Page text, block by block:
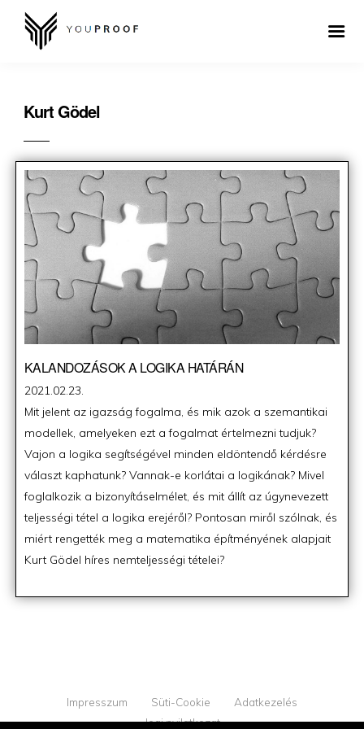
Kurt Gödel
KALANDOZÁSOK A LOGIKA HATÁRÁN
Posted
on
2021.02.23.
Mit jelent az igazság fogalma, és mik azok a szemantikai
modellek, amelyeken ezt a fogalmat értelmezni tudjuk?
Vajon a logika segítségével minden eldöntendő kérdésre
választ kaphatunk? Vannak-e korlátai a logikának? Mivel
foglalkozik a bizonyításelmélet, és mit állít az úgynevezett
teljességi tétel a logika erejéről? Pontosan miről szólnak, és
miért rengették meg a matematika építményének alapjait
Kurt Gödel híres nemteljességi tételei?
Impresszum Süti-Cookie
Adatkezelés
Jogi nyilatkozat